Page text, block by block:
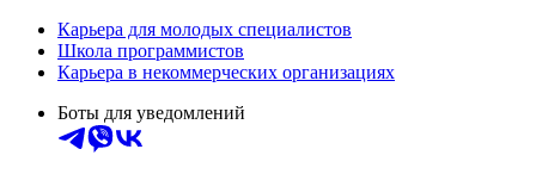
Карьера для молодых специалистов
Школа программистов
Карьера в некоммерческих организациях
Боты для уведомлений